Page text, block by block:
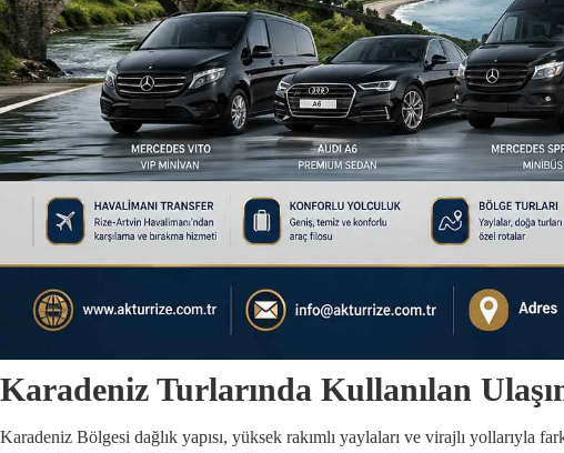
Karadeniz Turlarında Kullanılan
Karadeniz Bölgesi dağlık yapısı, yüksek rakımlı yaylaları ve virajlı yollarıyla